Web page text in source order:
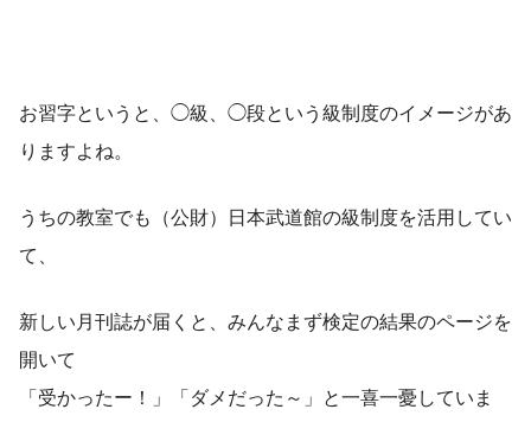
お習字というと、◯級、◯段という級制度のイメージがあ
りますよね。
うちの教室でも（公財）日本武道館の級制度を活用してい
て、
新しい月刊誌が届くと、みんなまず検定の結果のページを
開いて
「受かったー！」「ダメだった～」と一喜一憂していま